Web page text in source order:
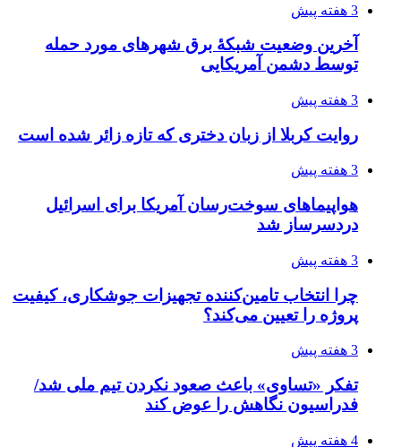
3 هفته پیش
آخرین وضعیت شبکۀ برق شهرهای مورد حمله
توسط دشمن آمریکایی
3 هفته پیش
روایت کربلا از زبان دختری که تازه زائر شده است
3 هفته پیش
هواپیماهای سوخت‌رسان آمریکا برای اسرائیل
دردسرساز شد
3 هفته پیش
چرا انتخاب تامین‌کننده تجهیزات جوشکاری، کیفیت
پروژه را تعیین می‌کند؟
3 هفته پیش
تفکر «تساوی» باعث صعود نکردن تیم ملی شد/
فدراسیون نگاهش را عوض کند
4 هفته پیش